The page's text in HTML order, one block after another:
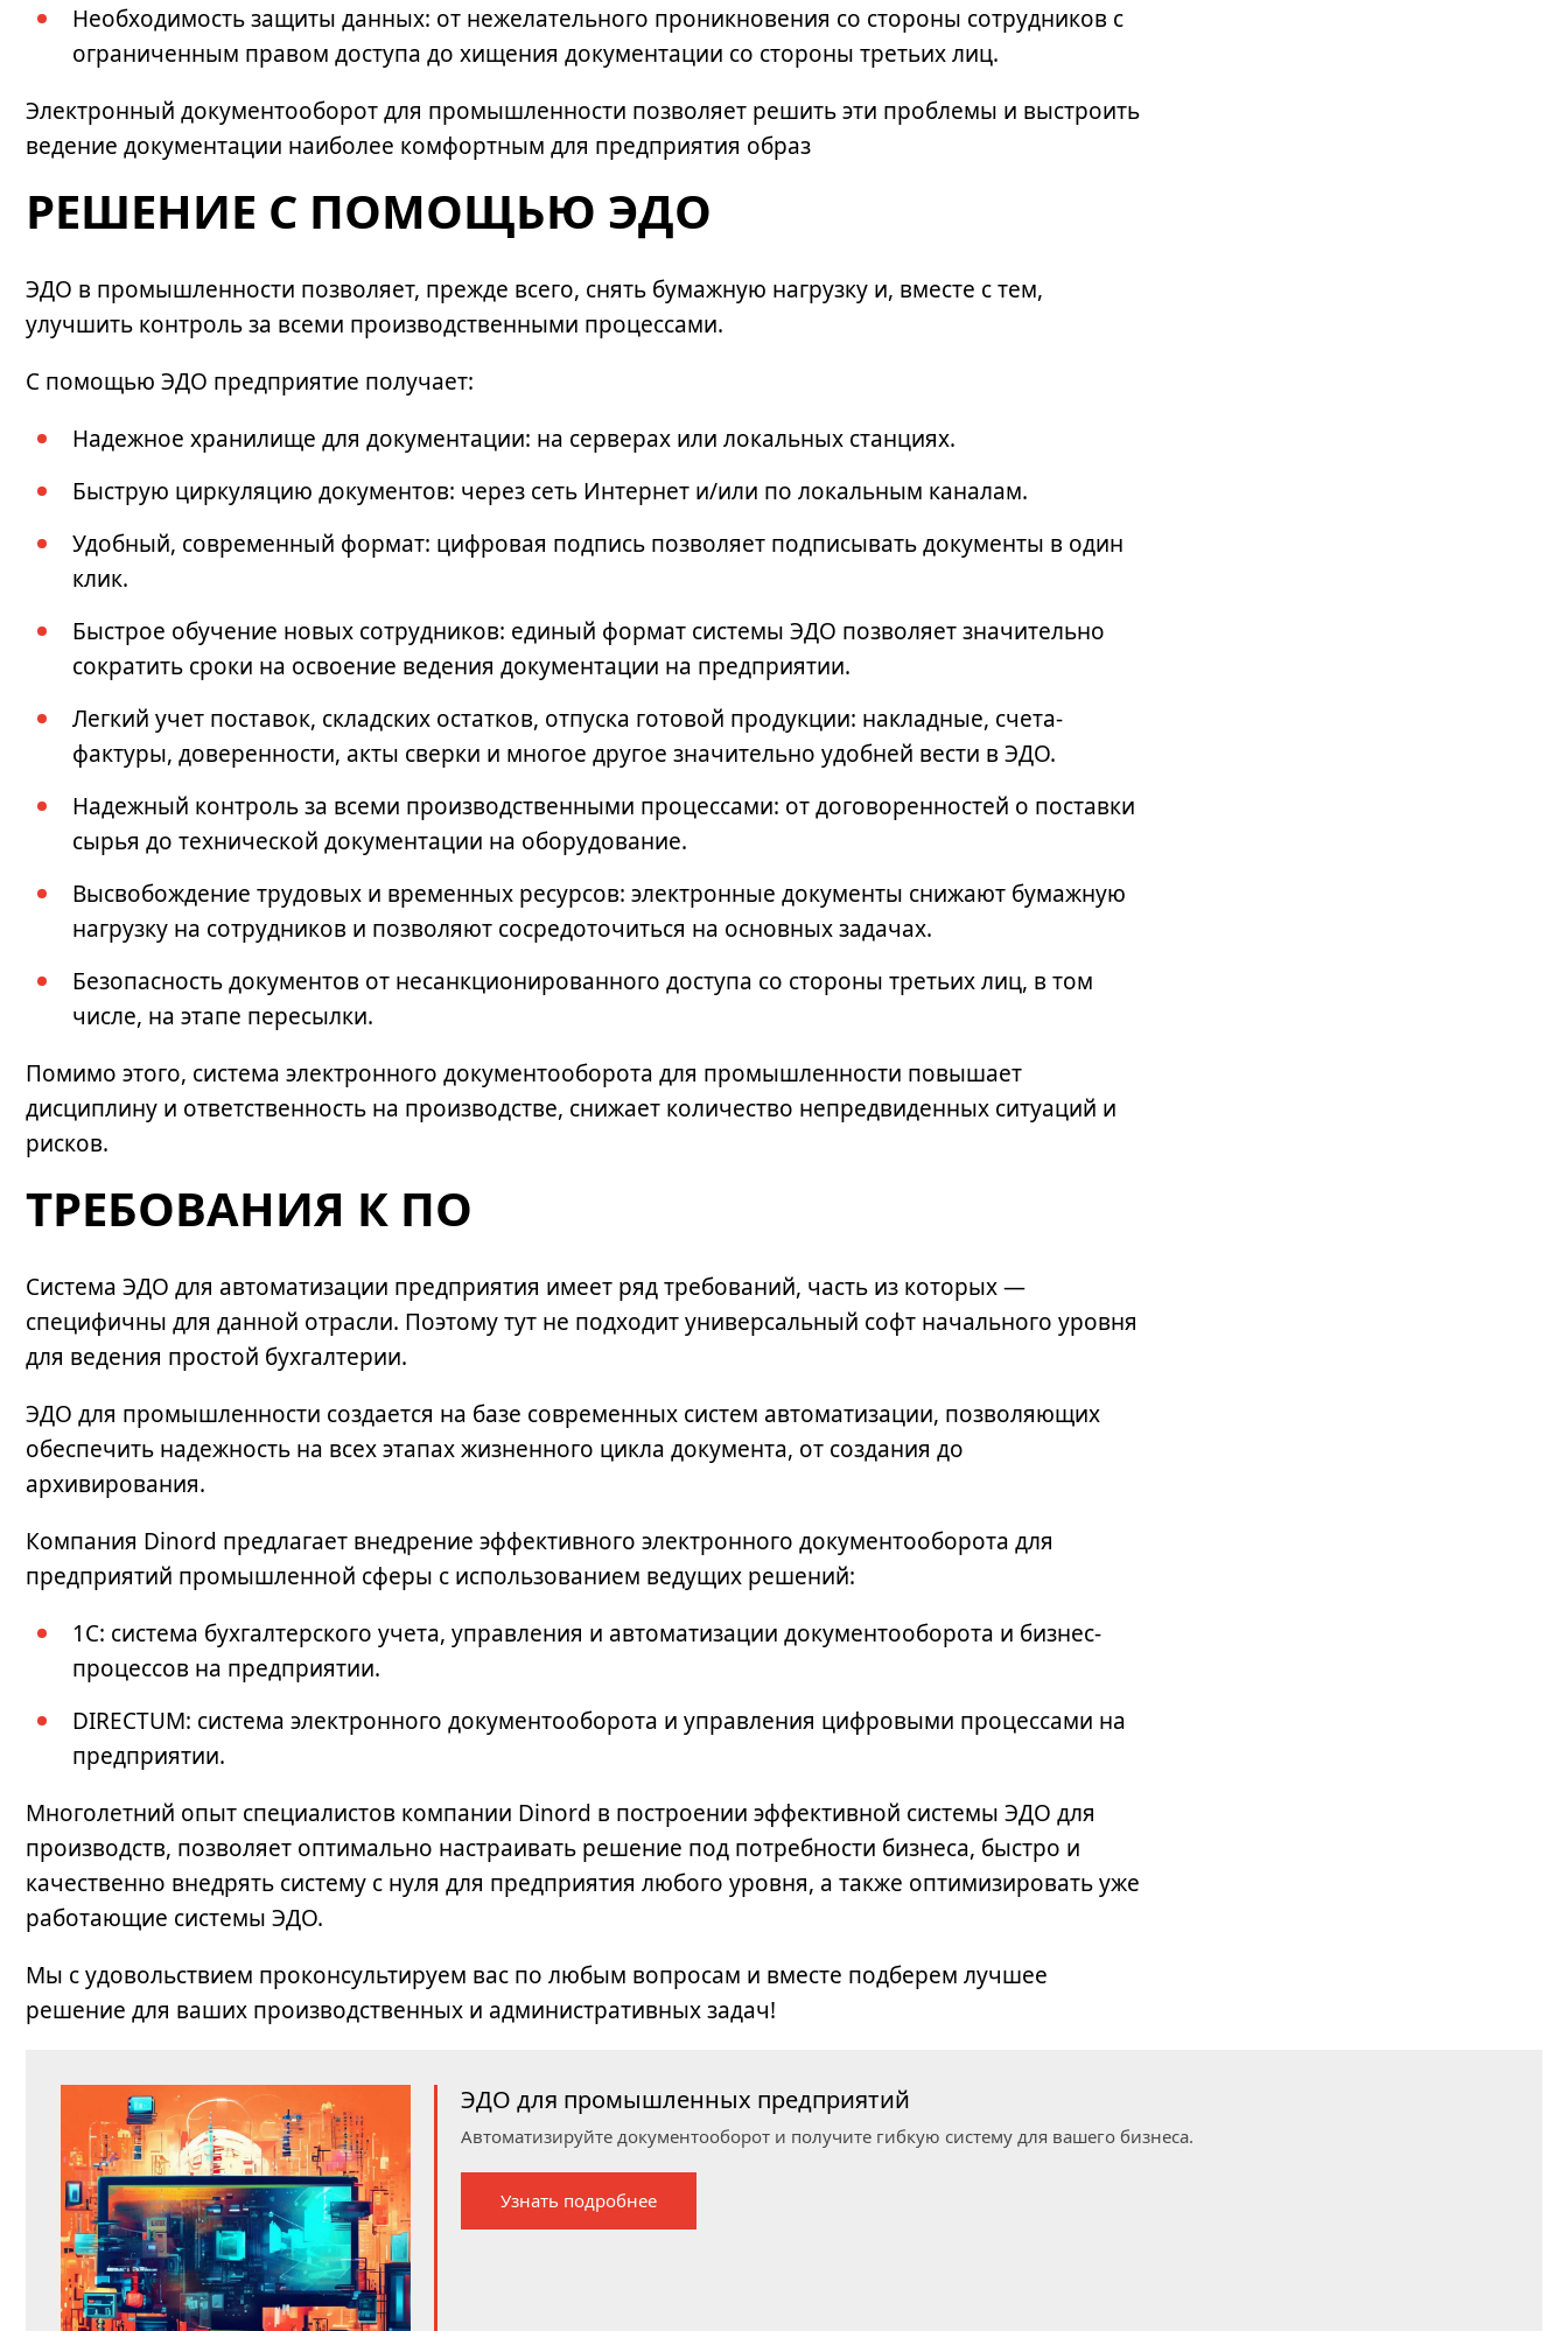
Необходимость защиты данных: от нежелательного проникновения со стороны сотрудников с
ограниченным правом доступа до хищения документации со стороны третьих лиц.
Электронный документооборот для промышленности позволяет решить эти проблемы и выстроить
ведение документации наиболее комфортным для предприятия образ
РЕШЕНИЕ С ПОМОЩЬЮ ЭДО
ЭДО в промышленности позволяет, прежде всего, снять бумажную нагрузку и, вместе с тем,
улучшить контроль за всеми производственными процессами.
С помощью ЭДО предприятие получает:
Надежное хранилище для документации: на серверах или локальных станциях.
Быструю циркуляцию документов: через сеть Интернет и/или по локальным каналам.
Удобный, современный формат: цифровая подпись позволяет подписывать документы в один
клик.
Быстрое обучение новых сотрудников: единый формат системы ЭДО позволяет значительно
сократить сроки на освоение ведения документации на предприятии.
Легкий учет поставок, складских остатков, отпуска готовой продукции: накладные, счета-
фактуры, доверенности, акты сверки и многое другое значительно удобней вести в ЭДО.
Надежный контроль за всеми производственными процессами: от договоренностей о поставки
сырья до технической документации на оборудование.
Высвобождение трудовых и временных ресурсов: электронные документы снижают бумажную
нагрузку на сотрудников и позволяют сосредоточиться на основных задачах.
Безопасность документов от несанкционированного доступа со стороны третьих лиц, в том
числе, на этапе пересылки.
Помимо этого, система электронного документооборота для промышленности повышает
дисциплину и ответственность на производстве, снижает количество непредвиденных ситуаций и
рисков.
ТРЕБОВАНИЯ К ПО
Система ЭДО для автоматизации предприятия имеет ряд требований, часть из которых —
специфичны для данной отрасли. Поэтому тут не подходит универсальный софт начального уровня
для ведения простой бухгалтерии.
ЭДО для промышленности создается на базе современных систем автоматизации, позволяющих
обеспечить надежность на всех этапах жизненного цикла документа, от создания до
архивирования.
Компания Dinord предлагает внедрение эффективного электронного документооборота для
предприятий промышленной сферы с использованием ведущих решений:
1С: система бухгалтерского учета, управления и автоматизации документооборота и бизнес-
процессов на предприятии.
DIRECTUM: система электронного документооборота и управления цифровыми процессами на
предприятии.
Многолетний опыт специалистов компании Dinord в построении эффективной системы ЭДО для
производств, позволяет оптимально настраивать решение под потребности бизнеса, быстро и
качественно внедрять систему с нуля для предприятия любого уровня, а также оптимизировать уже
работающие системы ЭДО.
Мы с удовольствием проконсультируем вас по любым вопросам и вместе подберем лучшее
решение для ваших производственных и административных задач!
ЭДО для промышленных предприятий
Автоматизируйте документооборот и получите гибкую систему для вашего бизнеса.
Узнать подробнее